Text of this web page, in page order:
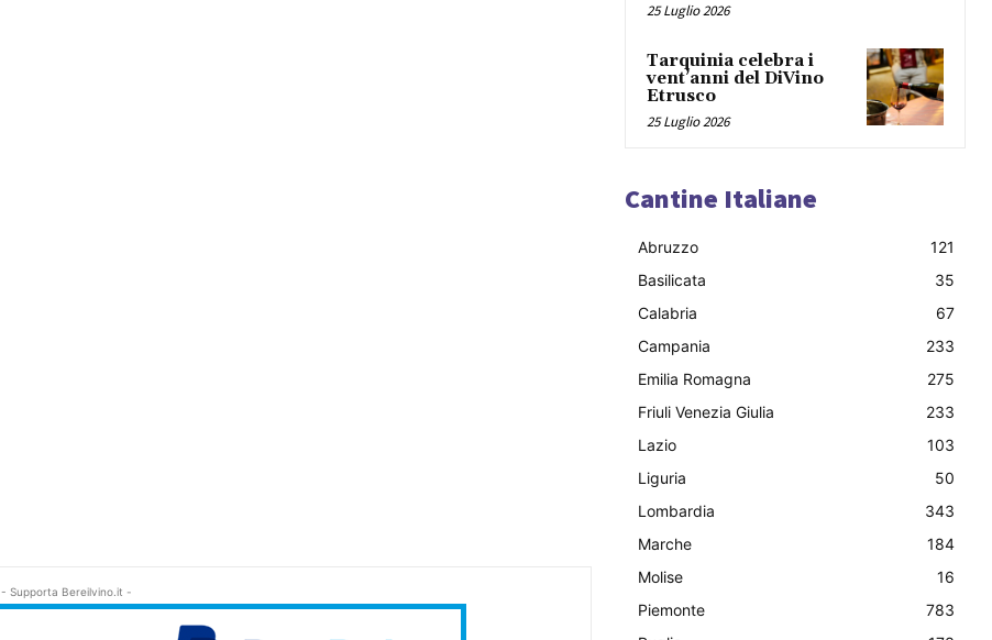
- Supporta Bereilvino.it -
25 Luglio 2026
Tarquinia celebra i
vent’anni del DiVino
Etrusco
25 Luglio 2026
Cantine Italiane
Abruzzo
121
Basilicata
35
Calabria
67
Campania
233
Emilia Romagna
275
Friuli Venezia Giulia
233
Lazio
103
Liguria
50
Lombardia
343
Marche
184
Molise
16
Piemonte
783